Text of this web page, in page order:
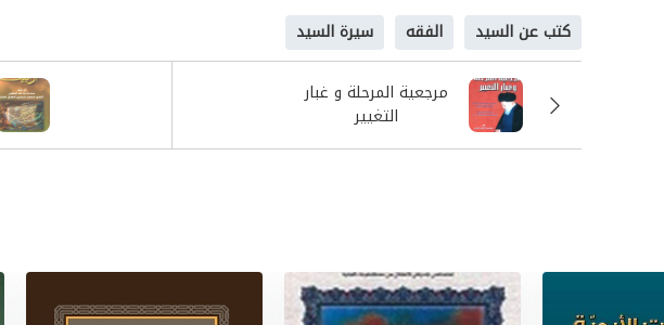
كتب عن السيد الفقه سيرة السيد
مرجعية المرحلة و غبار
التغيير